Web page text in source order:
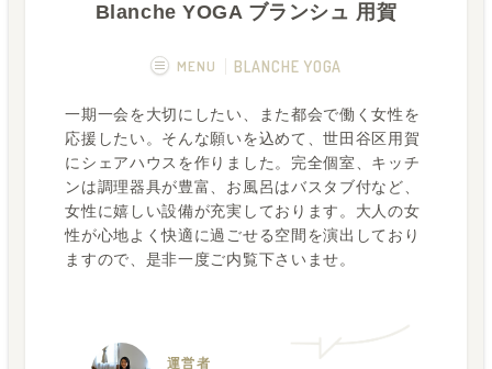
Blanche YOGA ブランシュ 用賀
MENU BLANCHE YOGA
概要 画像一覧
空室状況 運営者
フカボリ記事
一期一会を大切にしたい、また都会で働く女性を
応援したい。そんな願いを込めて、世田谷区用賀
にシェアハウスを作りました。完全個室、キッチ
ンは調理器具が豊富、お風呂はバスタブ付など、
女性に嬉しい設備が充実しております。大人の女
性が心地よく快適に過ごせる空間を演出しており
ますので、是非一度ご内覧下さいませ。
運営者